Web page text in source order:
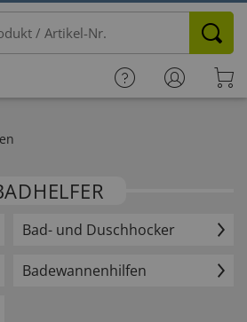
Bad- und Duschhocker
Badewannen­hilfen